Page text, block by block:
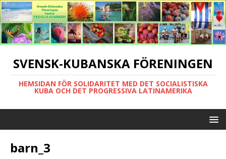
SVENSK-KUBANSKA FÖRENINGEN
HEMSIDAN FÖR SOLIDARITET MED DET SOCIALISTISKA
KUBA OCH DET PROGRESSIVA LATINAMERIKA
barn_3